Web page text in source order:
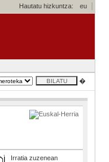
Hautatu hizkuntza:
eu
�
Irratia zuzenean